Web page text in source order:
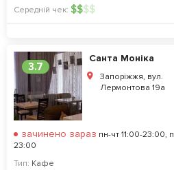
Середній чек: $$$$
3.7
Санта Моніка
Запоріжжя, вул.
Лермонтова 19а
зачинено зараз пн-чт 11:00-23:00,
23:00
Тип: Кафе